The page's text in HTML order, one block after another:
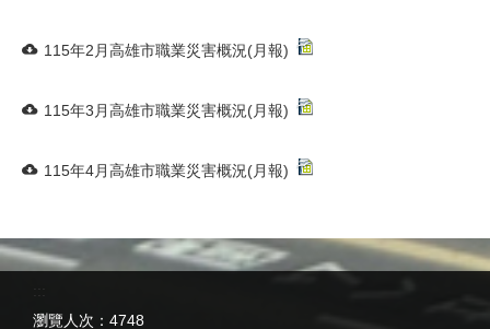
115年2月高雄市職業災害概況(月報)
115年3月高雄市職業災害概況(月報)
115年4月高雄市職業災害概況(月報)
瀏覽人次： 4748